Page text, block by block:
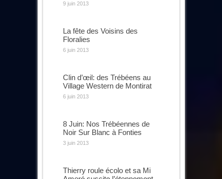
9 juin 2013
La fête des Voisins des
Floralies
6 juin 2013
Clin d’œil: des Trébéens au
Village Western de Montirat
6 juin 2013
8 Juin: Nos Trébéennes de
Noir Sur Blanc à Fonties
3 juin 2013
Thierry roule écolo et sa Mi